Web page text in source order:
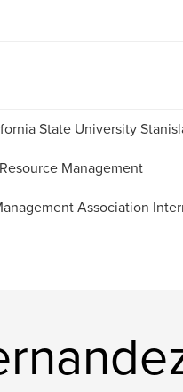
State University
Management
Association